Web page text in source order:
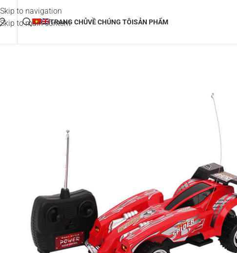
Skip to navigation
Skip to main content
TRANG CHỦVỀ CHÚNG TÔISẢN PHẨM